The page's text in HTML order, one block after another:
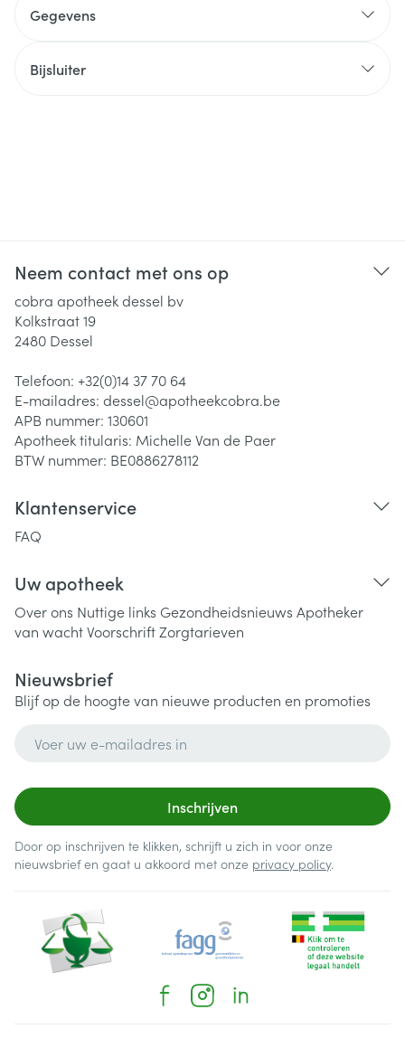
Gegevens
Bijsluiter
Neem contact met ons op
cobra apotheek dessel bv
Kolkstraat 19
2480 Dessel
Telefoon: +32(0)14 37 70 64
E-mailadres: dessel@apotheekcobra.be
APB nummer: 130601
Apotheek titularis: Michelle Van de Paer
BTW nummer: BE0886278112
Klantenservice
FAQ
Uw apotheek
Over ons Nuttige links Gezondheidsnieuws Apotheker
van wachtVoorschriftZorgtarieven
Nieuwsbrief
Blijf op de hoogte van nieuwe producten en promoties
Inschrijven
Door op inschrijven te klikken, schrijft u zich in voor onze
nieuwsbrief en gaat u akkoord met onze privacy policy.